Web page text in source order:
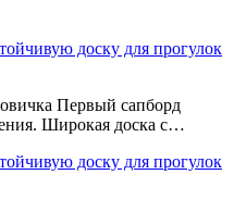
доску для прогулок
Первый сапборд
Широкая доска с…
доску для прогулок